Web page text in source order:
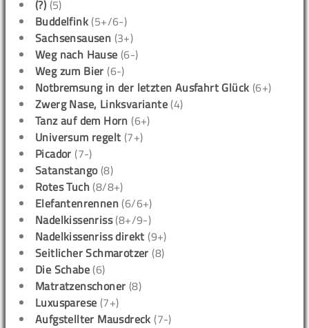
(?) (5)
Buddelfink (5+/6-)
Sachsensausen (3+)
Weg nach Hause (6-)
Weg zum Bier (6-)
Notbremsung in der letzten Ausfahrt Glück (6+)
Zwerg Nase, Linksvariante (4)
Tanz auf dem Horn (6+)
Universum regelt (7+)
Picador (7-)
Satanstango(8)
Rotes Tuch (8/8+)
Elefantenrennen (6/6+)
Nadelkissenriss(8+/9-)
Nadelkissenriss direkt (9+)
Seitlicher Schmarotzer (8)
Die Schabe (6)
Matratzenschoner (8)
Luxusparese (7+)
Aufgstellter Mausdreck (7-)